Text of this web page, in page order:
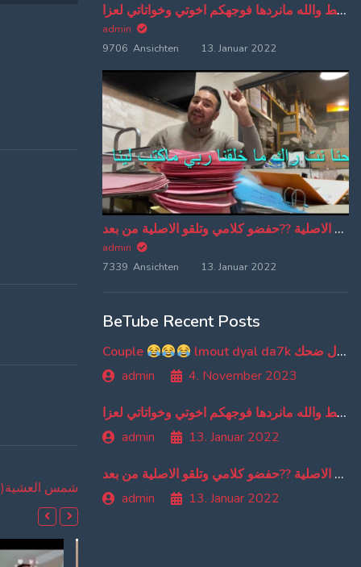
MOROCCAN MEMES (ميمز مغربي)شمس العشية
اهو بوسط والله مانردها فوجهكم اخوتي وخواتاتي لعزا
admin
9706 Ansichten
13. Januar 2022
من دبا غادي تبقاو تسمعو ترجمة ديالي وخا تسمعو الاغنية الاصلية ??حفضو كلامي وتلقو الاصلية من بعد
admin
7339 Ansichten
13. Januar 2022
BeTube Recent Posts
Couple
lmout dyal da7k موت ديال ضحك
admin
4. November 2023
اهو بوسط والله مانردها فوجهكم اخوتي وخواتاتي لعزا
admin
13. Januar 2022
من دبا غادي تبقاو تسمعو ترجمة ديالي وخا تسمعو الاغنية الاصلية ??حفضو كلامي وتلقو الاصلية من بعد
admin
13. Januar 2022